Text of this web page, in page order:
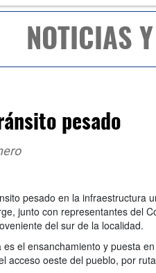
NOTICIAS
pesado
pesado en la infraestructura
junto con representantes del
del sur de la localidad.
el ensanchamiento y puesta
oeste del pueblo, por